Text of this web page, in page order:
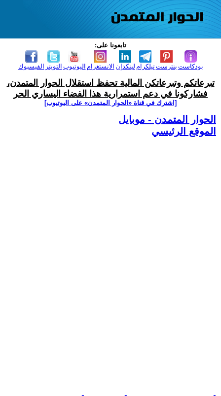
تابعونا على:
الفيسبوك التويتر اليوتيوب الانستغرام لينكدإن تيلكرامبنترست بودكاست
تبرعاتكم وتبرعاتكن المالية تحفظ استقلال الحوار المتمدن،
فشاركونا في دعم استمرارية هذا الفضاء اليساري الحر
[اشترك في قناة ‫«الحوار المتمدن» على اليوتيوب]
الحوار المتمدن - موبايل
الموقع الرئيسي